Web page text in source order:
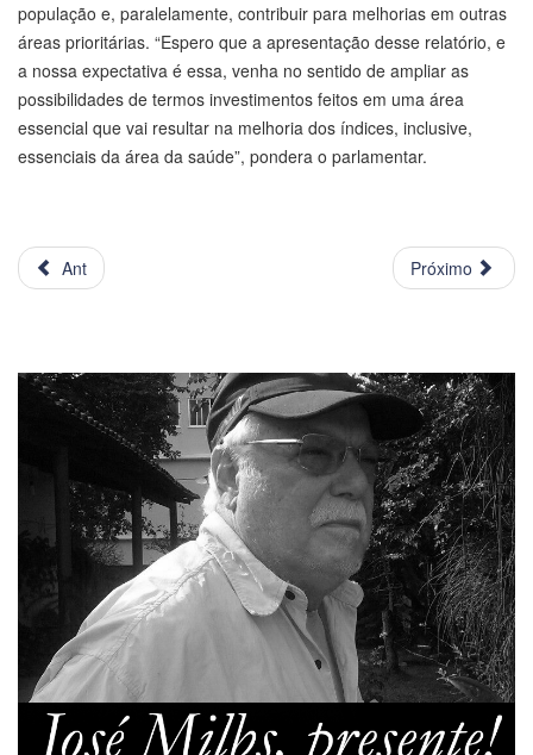
população e, paralelamente, contribuir para melhorias em outras
áreas prioritárias. “Espero que a apresentação desse relatório, e
a nossa expectativa é essa, venha no sentido de ampliar as
possibilidades de termos investimentos feitos em uma área
essencial que vai resultar na melhoria dos índices, inclusive,
essenciais da área da saúde”, pondera o parlamentar.
Ant Próximo